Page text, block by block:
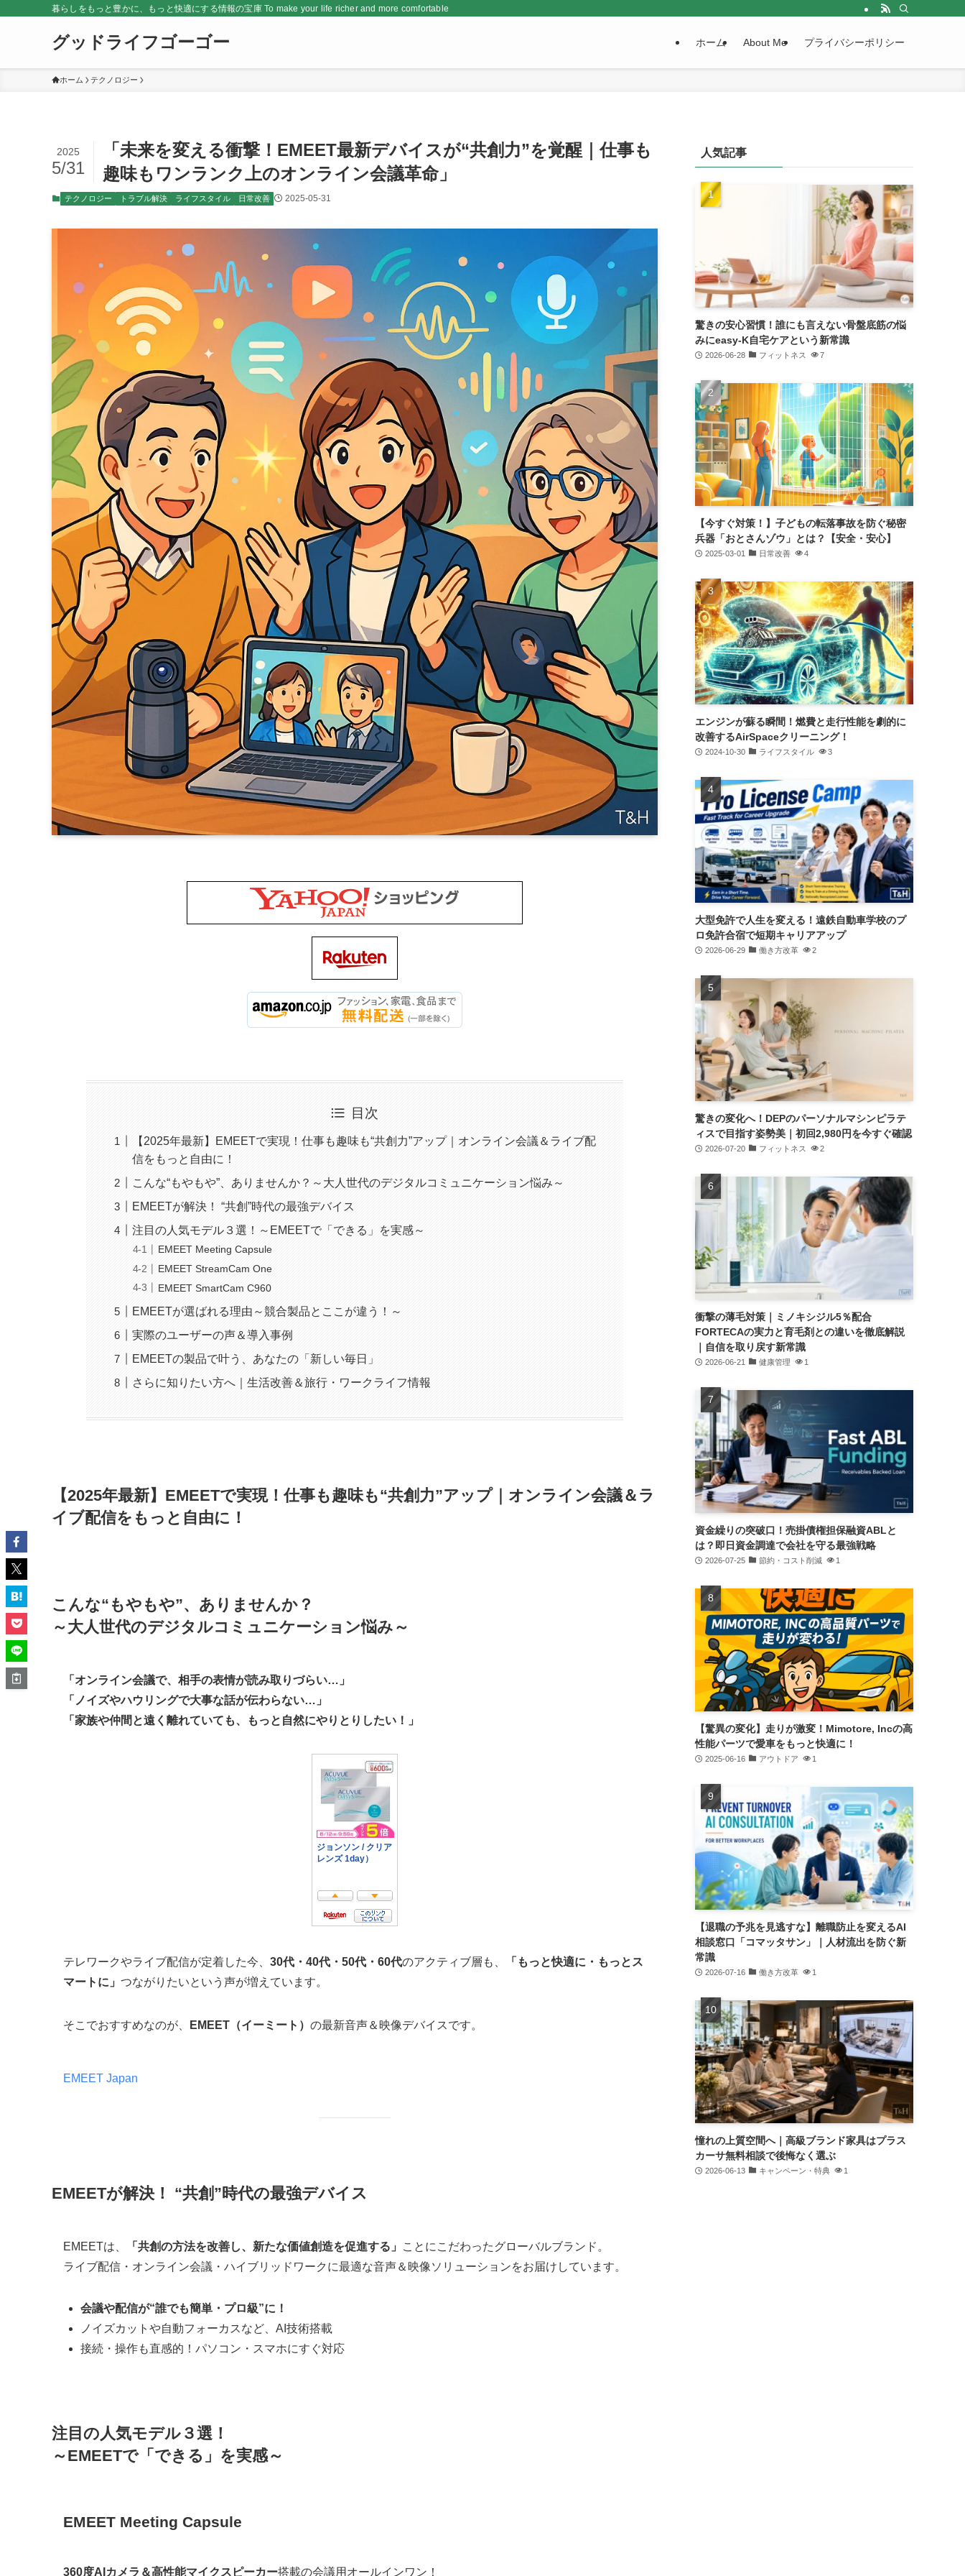
暮らしをもっと豊かに、もっと快適にする情報の宝庫 To make your life richer and more comfortable
グッドライフゴーゴー ホーム About Me プライバシーポリシー
ホーム テクノロジー
「未来を変える衝撃！EMEET最新デバイスが“共創力”を覚醒｜仕事も
趣味もワンランク上のオンライン会議革命」
2025
5/31
テクノロジー トラブル解決 ライフスタイル 日常改善 2025-05-31
目次
【2025年最新】EMEETで実現！仕事も趣味も“共創力”アップ｜オンライン会議＆ライブ配
信をもっと自由に！
こんな“もやもや”、ありませんか？～大人世代のデジタルコミュニケーション悩み～
EMEETが解決！ “共創”時代の最強デバイス
注目の人気モデル３選！～EMEETで「できる」を実感～
EMEET Meeting Capsule
EMEET StreamCam One
EMEET SmartCam C960
EMEETが選ばれる理由～競合製品とここが違う！～
実際のユーザーの声＆導入事例
EMEETの製品で叶う、あなたの「新しい毎日」
さらに知りたい方へ｜生活改善＆旅行・ワークライフ情報
【2025年最新】EMEETで実現！仕事も趣味も“共創力”アップ｜オンライン会議＆ラ
イブ配信をもっと自由に！
こんな“もやもや”、ありませんか？
～大人世代のデジタルコミュニケーション悩み～
「オンライン会議で、相手の表情が読み取りづらい…」
「ノイズやハウリングで大事な話が伝わらない…」
「家族や仲間と遠く離れていても、もっと自然にやりとりしたい！」
テレワークやライブ配信が定着した今、 30代・40代・50代・60代のアクティブ層も、
「もっと快適に・もっとス
マートに」 つながりたいという声が増えています。
そこでおすすめなのが、 EMEET（イーミート） の最新音声＆映像デバイスです。
EMEET Japan
EMEETが解決！ “共創”時代の最強デバイス
EMEETは、 「共創の方法を改善し、新たな価値創造を促進する」
ことにこだわったグローバルブランド。
ライブ配信・オンライン会議・ハイブリッドワークに最適な音声＆映像ソリューションをお届けしています。
会議や配信が“誰でも簡単・プロ級”に！
ノイズカットや自動フォーカスなど、AI技術搭載
接続・操作も直感的！パソコン・スマホにすぐ対応
注目の人気モデル３選！
～EMEETで「できる」を実感～
EMEET Meeting Capsule
360度AIカメラ＆高性能マイクスピーカー搭載の会議用オールインワン！
人気記事
驚きの安心習慣！誰にも言えない骨盤底筋の悩
みにeasy-K自宅ケアという新常識
2026-06-28 フィットネス 7
【今すぐ対策！】子どもの転落事故を防ぐ秘密
兵器「おとさんゾウ」とは？【安全・安心】
2025-03-01 日常改善 4
エンジンが蘇る瞬間！燃費と走行性能を劇的に
改善するAirSpaceクリーニング！
2024-10-30 ライフスタイル 3
大型免許で人生を変える！遠鉄自動車学校のプ
ロ免許合宿で短期キャリアアップ
2026-06-29 働き方改革 2
驚きの変化へ！DEPのパーソナルマシンピラテ
ィスで目指す姿勢美｜初回2,980円を今すぐ確認
2026-07-20 フィットネス 2
衝撃の薄毛対策｜ミノキシジル5％配合
FORTECAの実力と育毛剤との違いを徹底解説
｜自信を取り戻す新常識
2026-06-21 健康管理 1
資金繰りの突破口！売掛債権担保融資ABLと
は？即日資金調達で会社を守る最強戦略
2026-07-25 節約・コスト削減 1
【驚異の変化】走りが激変！Mimotore, Incの高
性能パーツで愛車をもっと快適に！
2025-06-16 アウトドア 1
【退職の予兆を見逃すな】離職防止を変えるAI
相談窓口「コマッタサン」｜人材流出を防ぐ新
常識
2026-07-16 働き方改革 1
憧れの上質空間へ｜高級ブランド家具はプラス
カーサ無料相談で後悔なく選ぶ
2026-06-13 キャンペーン・特典 1